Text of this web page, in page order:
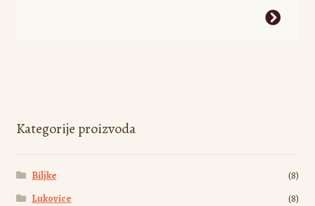
mogu
biti
na
stranici
Kategorije proizvoda
Biljke
(8)
Lukovice
(8)